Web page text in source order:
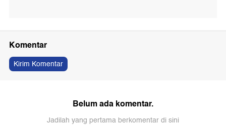
Komentar
Kirim Komentar
Belum ada komentar.
Jadilah yang pertama berkomentar di sini